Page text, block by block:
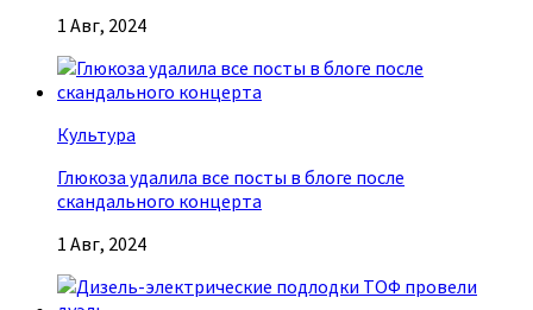
1 Авг, 2024
Культура
Глюкоза удалила все посты в блоге после
скандального концерта
1 Авг, 2024